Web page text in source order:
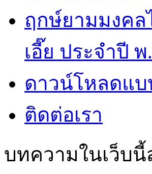
ฤกษ์ยามมงคล
เอี๊ย ประจำปี พ
ดาวน์โหลดแ
ติดต่อเรา
บทความในเว็บ